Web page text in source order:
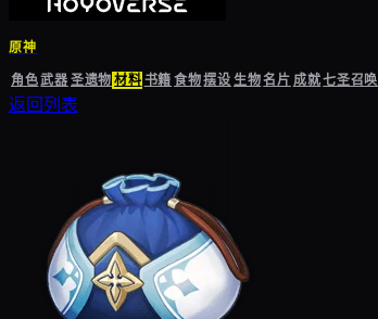
原神
角色武器圣遗物材料书籍食物摆设生物名片成就七圣召唤
返回列表